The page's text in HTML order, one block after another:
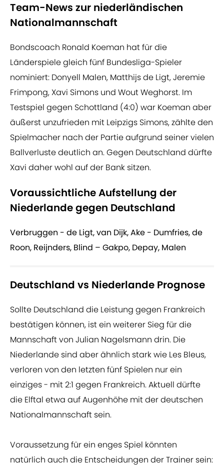
Team-News zur niederländischen
Nationalmannschaft
Bondscoach Ronald Koeman hat für die
Länderspiele gleich fünf Bundesliga-Spieler
nominiert: Donyell Malen, Matthijs de Ligt, Jeremie
Frimpong, Xavi Simons und Wout Weghorst. Im
Testspiel gegen Schottland (4:0) war Koeman aber
äußerst unzufrieden mit Leipzigs Simons, zählte den
Spielmacher nach der Partie aufgrund seiner vielen
Ballverluste deutlich an. Gegen Deutschland dürfte
Xavi daher wohl auf der Bank sitzen.
Voraussichtliche Aufstellung der
Niederlande gegen Deutschland
Verbruggen - de Ligt, van Dijk, Ake - Dumfries, de
Roon, Reijnders, Blind – Gakpo, Depay, Malen
Deutschland vs Niederlande Prognose
Sollte Deutschland die Leistung gegen Frankreich
bestätigen können, ist ein weiterer Sieg für die
Mannschaft von Julian Nagelsmann drin. Die
Niederlande sind aber ähnlich stark wie Les Bleus,
verloren von den letzten fünf Spielen nur ein
einziges - mit 2:1 gegen Frankreich. Aktuell dürfte
die Elftal etwa auf Augenhöhe mit der deutschen
Nationalmannschaft sein.
Voraussetzung für ein enges Spiel könnten
natürlich auch die Entscheidungen der Trainer sein: